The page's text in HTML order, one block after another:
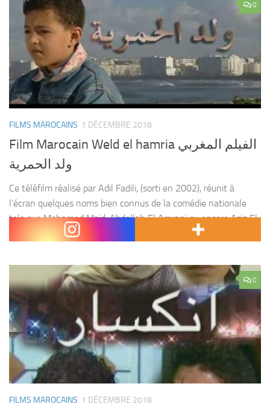
0
FILMS MAROCAINS 1 DÉCEMBRE 2018
Film Marocain Weld el hamria الفيلم المغربي
ولد الحمرية
Ce téléfilm réalisé par Adil Fadili, (sorti en 2002), réunit à
l’écran quelques noms bien connus de la comédie nationale
tels que Mohamed Majd, Abdellah El Amrani ou encore Aziz El
Hattab devenu, cette...
0
FILMS MAROCAINS 1 DÉCEMBRE 2018